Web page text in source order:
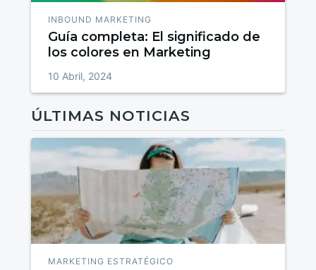
INBOUND MARKETING
Guía completa: El significado de
los colores en Marketing
10 Abril, 2024
ÚLTIMAS NOTICIAS
MARKETING ESTRATÉGICO